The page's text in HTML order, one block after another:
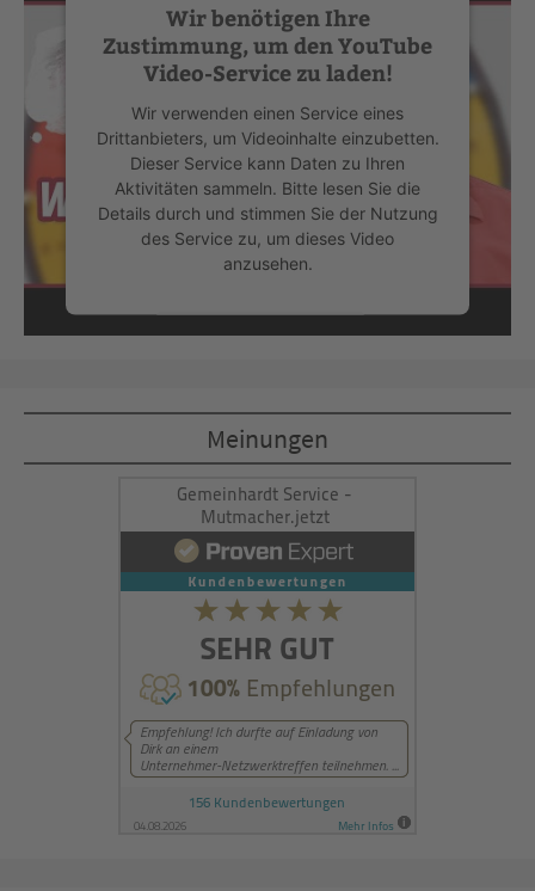
Wir benötigen Ihre
Zustimmung, um den YouTube
Video-Service zu laden!
Wir verwenden einen Service eines
Drittanbieters, um Videoinhalte einzubetten.
Dieser Service kann Daten zu Ihren
Aktivitäten sammeln. Bitte lesen Sie die
Details durch und stimmen Sie der Nutzung
des Service zu, um dieses Video
anzusehen.
Mehr Informationen
powered byUsercentrics Consent
Management Platform&eRecht24
Meinungen